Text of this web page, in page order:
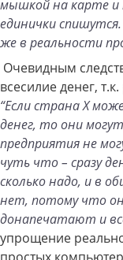
мышкой на карте и
единички
же в реальности
Очевидным
всесилие денег,
“Если страна Х
денег, то они
предприятия не
чуть что – сразу
сколько надо, и в
нет, потому что
донапечатают и
упрощение